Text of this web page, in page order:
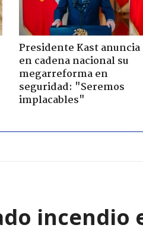
Presidente Kast anuncia
en cadena nacional su
megarreforma en
seguridad: "Seremos
implacables"
incendio